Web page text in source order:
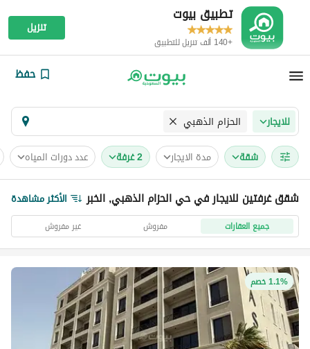
تطبيق بيوت
+140 ألف تنزيل للتطبيق
تنزيل
حفظ
للايجار الحزام الذهبي
شقة مدة الايجار 2 غرفة عدد دورات المياه
شقق غرفتين للايجار في حي الحزام الذهبي, الخبر الأكثر مشاهدة
جميع العقارات مفروش غير مفروش
1.1% خصم